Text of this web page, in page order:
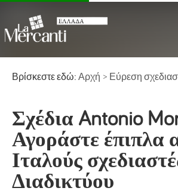
Βρίσκεστε εδώ: Αρχή > Εύρεση
Σχέδια Antonio
Αγοράστε έπιπλα
Ιταλούς
Διαδικτύου